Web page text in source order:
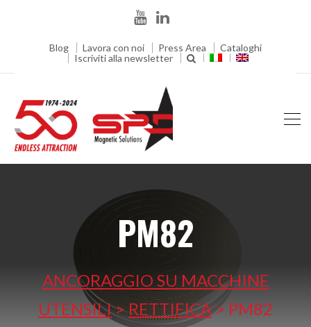
Blog Lavora con noi Press Area
Cataloghi
Iscriviti alla newsletter
PM82
ANCORAGGIO SU MACCHINE
UTENSILI>RETTIFICA> PM82